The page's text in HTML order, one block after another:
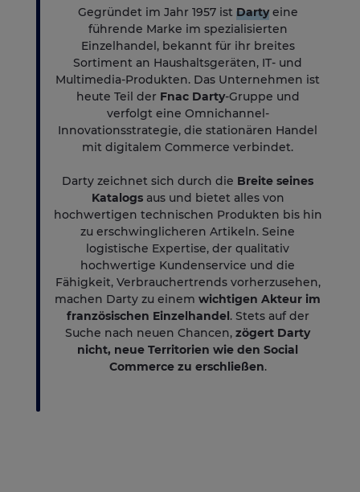
Gegründet im Jahr 1957 ist Dartyeine
führende Marke im spezialisierten
Einzelhandel, bekannt für ihr breites
Sortiment an Haushaltsgeräten, IT- und
Multimedia-Produkten. Das Unternehmen ist
heute Teil der Fnac Darty-Gruppe und
verfolgt eine Omnichannel-
Innovationsstrategie, die stationären Handel
mit digitalem Commerce verbindet.
Darty zeichnet sich durch die Breite seines
Katalogsaus und bietet alles von
hochwertigen technischen Produkten bis hin
zu erschwinglicheren Artikeln. Seine
logistische Expertise, der qualitativ
hochwertige Kundenservice und die
Fähigkeit, Verbrauchertrends vorherzusehen,
machen Darty zu einemwichtigen Akteur im
französischen Einzelhandel . Stets auf der
Suche nach neuen Chancen,zögert Darty
nicht, neue Territorien wie den Social
Commerce zu erschließen.